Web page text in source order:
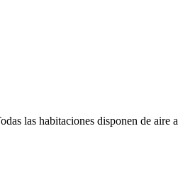
las habitaciones disponen de